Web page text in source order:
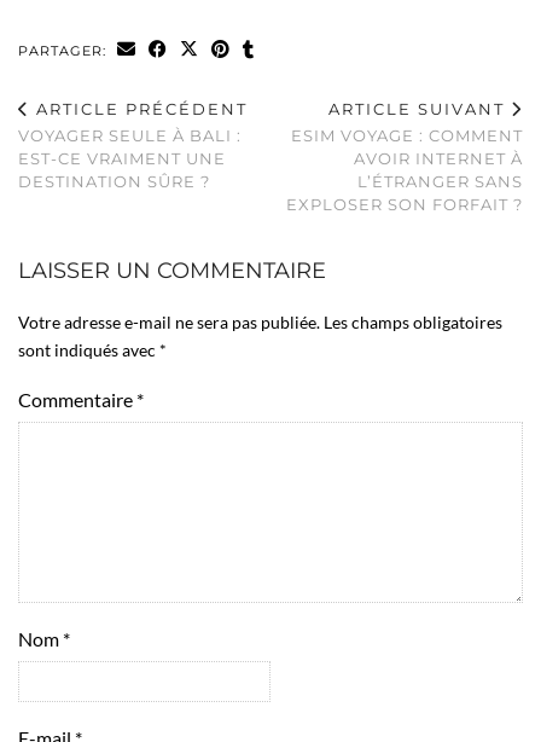
PARTAGER:
ARTICLE PRÉCÉDENT
VOYAGER SEULE À BALI :
EST-CE VRAIMENT UNE
DESTINATION SÛRE ?
ARTICLE SUIVANT
ESIM VOYAGE : COMMENT
AVOIR INTERNET À
L’ÉTRANGER SANS
EXPLOSER SON FORFAIT ?
LAISSER UN COMMENTAIRE
Votre adresse e-mail ne sera pas publiée. Les champs obligatoires
sont indiqués avec *
Commentaire *
Nom *